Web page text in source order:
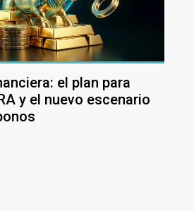
el plan para
y el nuevo escenario